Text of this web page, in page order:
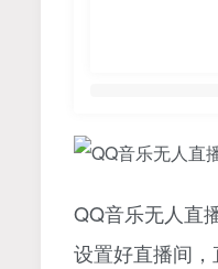
QQ音乐无人直
设置好直播间，